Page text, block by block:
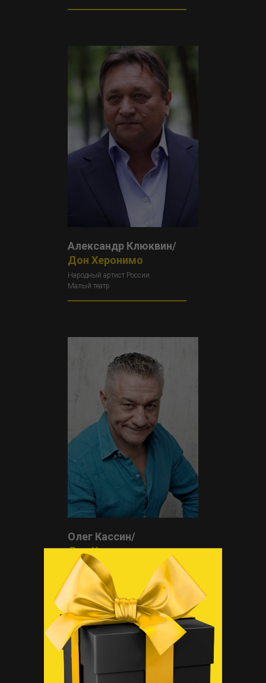
Александр Клюквин/
Дон Херонимо
Народный артист России
Малый театр
Олег Кассин/
Дон Херонимо
Театр Сатиры